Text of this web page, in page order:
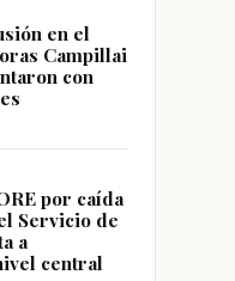
en el
Campillai
con
por caída
Servicio de
a
central